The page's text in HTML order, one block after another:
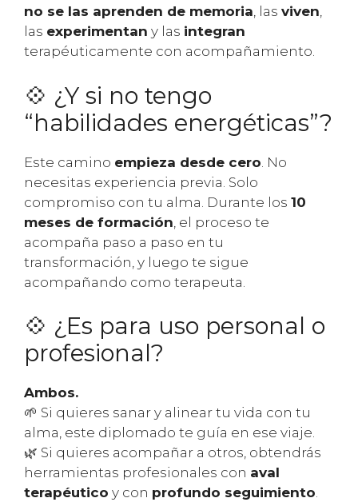
no se las aprenden de memoria, las viven,
las experimentan y las integran
terapéuticamente con acompañamiento.
💠 ¿Y si no tengo
“habilidades energéticas”?
Este camino empieza desde cero . No
necesitas experiencia previa. Solo
compromiso con tu alma. Durante los 10
meses de formación , el proceso te
acompaña paso a paso en tu
transformación, y luego te sigue
acompañando como terapeuta.
💠 ¿Es para uso personal o
profesional?
Ambos.
🌱 Si quieres sanar y alinear tu vida con tu
alma, este diplomado te guía en ese viaje.
🌿 Si quieres acompañar a otros, obtendrás
herramientas profesionales con aval
terapéutico y con profundo seguimiento.